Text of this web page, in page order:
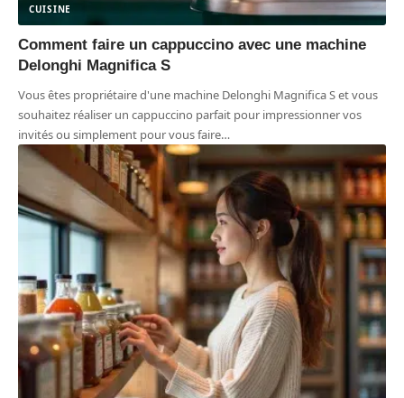
CUISINE
Comment faire un cappuccino avec une machine
Delonghi Magnifica S
Vous êtes propriétaire d'une machine Delonghi Magnifica S et vous
souhaitez réaliser un cappuccino parfait pour impressionner vos
invités ou simplement pour vous faire…